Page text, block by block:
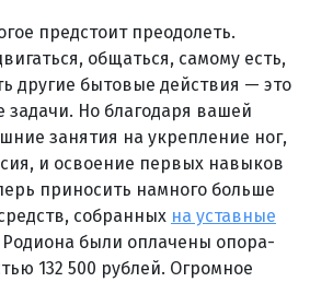
предстоит преодолеть.
общаться, самому есть,
другие бытовые действия — это
задачи. Но благодаря вашей
занятия на укрепление ног,
и освоение первых навыков
приносить намного больше
собранных на уставные
Родиона были оплачены опора-
132 500 рублей. Огромное